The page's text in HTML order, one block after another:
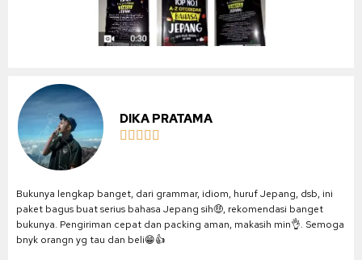
DIKA PRATAMA
    
Bukunya lengkap banget, dari grammar, idiom, huruf Jepang, dsb, ini
paket bagus buat serius bahasa Jepang sih🤑, rekomendasi banget
bukunya. Pengiriman cepat dan packing aman, makasih min👌. Semoga
bnyk orangn yg tau dan beli😁👍